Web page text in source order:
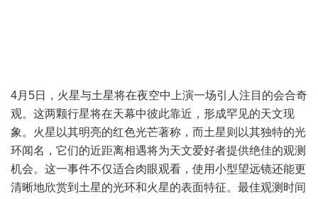
4月5日，火星与土星将在夜空中上演一场引人注目的会合奇
观。这两颗行星将在天幕中彼此靠近，形成罕见的天文现
象。火星以其明亮的红色光芒著称，而土星则以其独特的光
环闻名，它们的近距离相遇将为天文爱好者提供绝佳的观测
机会。这一事件不仅适合肉眼观看，使用小型望远镜还能更
清晰地欣赏到土星的光环和火星的表面特征。最佳观测时间